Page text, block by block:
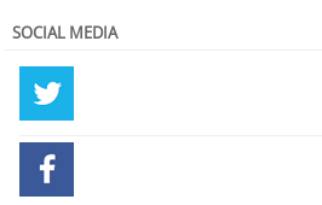
SOCIAL MEDIA